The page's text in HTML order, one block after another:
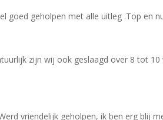
goed geholpen met alle uitleg .Top en
zijn wij ook geslaagd over 8 tot
vriendelijk geholpen, ik ben erg blij